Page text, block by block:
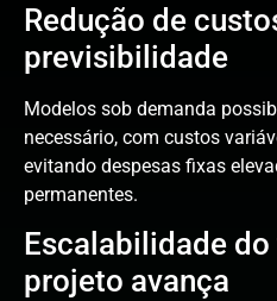
Redução de
previsibilidade
Modelos sob demanda
necessário, com custos
evitando despesas fixas
permanentes.
Escalabilidade
projeto avança